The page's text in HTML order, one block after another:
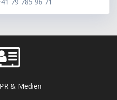
& Medien